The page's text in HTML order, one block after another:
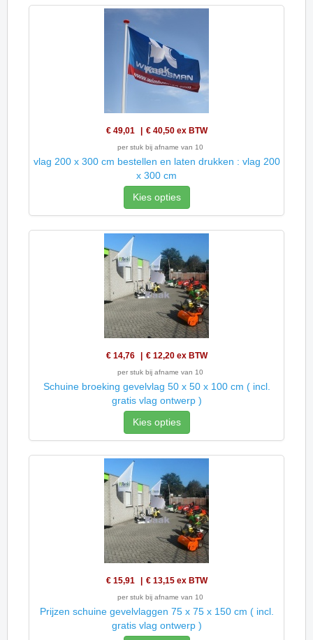
€ 49,01 € 40,50 ex BTW
per stuk bij afname van 10
vlag 200 x 300 cm bestellen en laten drukken : vlag 200
x 300 cm
Kies opties
€ 14,76 € 12,20 ex BTW
per stuk bij afname van 10
Schuine broeking gevelvlag 50 x 50 x 100 cm ( incl.
gratis vlag ontwerp )
Kies opties
€ 15,91 € 13,15 ex BTW
per stuk bij afname van 10
Prijzen schuine gevelvlaggen 75 x 75 x 150 cm ( incl.
gratis vlag ontwerp )